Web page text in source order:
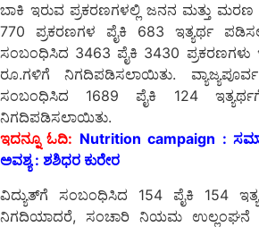
ಬಾಕಿ ಇರುವ ಪ್ರಕರಣಗಳಲ್ಲಿ ಜನನ ಮತ್ತು
770 ಪ್ರಕರಣಗಳ ಪೈಕಿ 683 ಇತ್ಯರ್ಥ
ಸಂಬಂಧಿಸಿದ 3463 ಪೈಕಿ 3430 ಪ್ರಕರಣಗಳು
ರೂ.ಗಳಿಗೆ ನಿಗದಿಪಡಿಸಲಾಯಿತು. ವ್ಯಾಜ್ಯಪೂರ್ವ
ಸಂಬಂಧಿಸಿದ 1689 ಪೈಕಿ 124
ನಿಗದಿಪಡಿಸಲಾಯಿತು.
ಇದನ್ನೂ ಓದಿ: Nutrition campaign :
ಅವಶ್ಯ : ಶಶಿಧರ ಕುರೇರ
ವಿದ್ಯುತ್‍ಗೆ ಸಂಬಂಧಿಸಿದ 154 ಪೈಕಿ 154
ನಿಗದಿಯಾದರೆ, ಸಂಚಾರಿ ನಿಯಮ ಉಲ್ಲಂಘನೆ